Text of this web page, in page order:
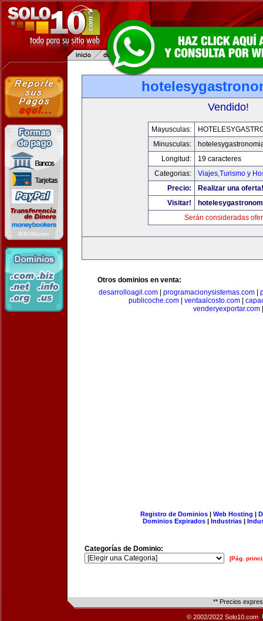
Vendido!
Mayusculas:
Minusculas:
Longitud:
19 caracteres
Categorias:
Viajes,Turismo y
Precio:
Realizar una oferta!
Visitar!
Serán consideradas
Otros dominios en venta:
desarrolloagil.com
programacionysistemas.com
publicoche.com
ventaalcosto.com
venderyexportar.com
Registro de Dominios| Web Hosting |
Dominios Expirados | Industrias |
Categorías de Dominio:
[Pág.
** Precios
© 2002/2022 Solo10.com